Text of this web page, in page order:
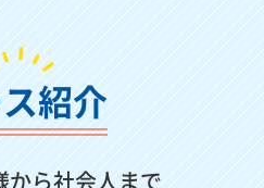
紹介
から社会人まで